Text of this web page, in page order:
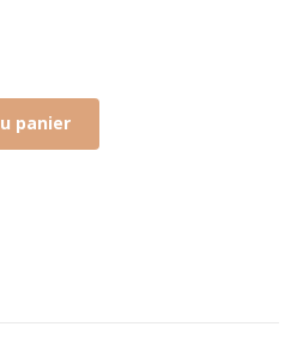
panier